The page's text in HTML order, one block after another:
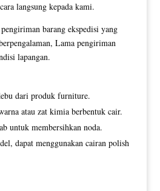
langsung kepada kami.
barang ekspedisi yang
Lama pengiriman
lapangan.
dari produk furniture.
atau zat kimia berbentuk cair.
untuk membersihkan noda.
dapat menggunakan cairan polish